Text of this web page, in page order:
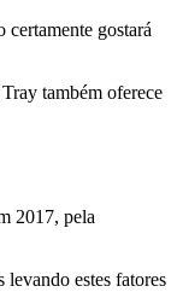
certamente gostará
também oferece
2017, pela
estes fatores